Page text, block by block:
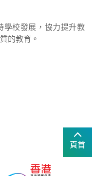
校發展，協力提升教
的教育。
頁首